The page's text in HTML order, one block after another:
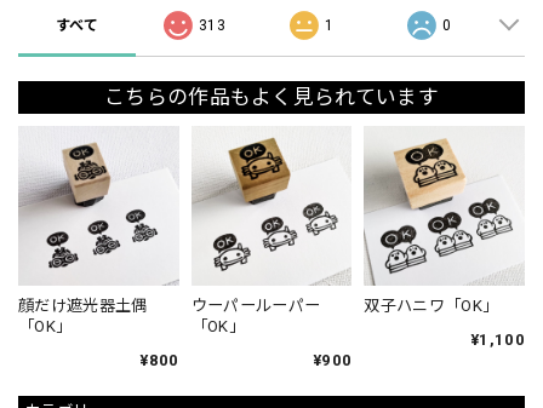
すべて 313 1 0
こちらの作品もよく見られています
顔だけ遮光器土偶
「OK」
¥800
ウーパールーパー
「OK」
¥900
双子ハニワ「OK」
¥1,100